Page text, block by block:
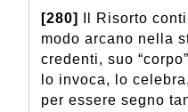
[280]
Il Risorto
modo arcano nella
credenti, suo
lo invoca, lo
per essere segno